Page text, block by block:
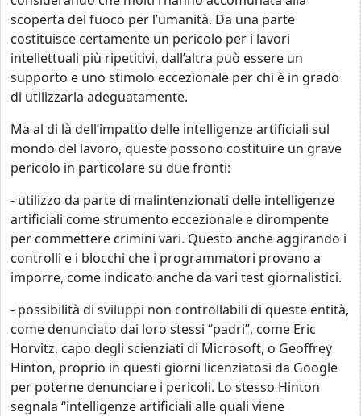
scoperta del fuoco per l’umanità. Da una parte
costituisce certamente un pericolo per i lavori
intellettuali più ripetitivi, dall’altra può essere un
supporto e uno stimolo eccezionale per chi è in grado
di utilizzarla adeguatamente.
Ma al di là dell’impatto delle intelligenze artificiali sul
mondo del lavoro, queste possono costituire un grave
pericolo in particolare su due fronti:
- utilizzo da parte di malintenzionati delle intelligenze
artificiali come strumento eccezionale e dirompente
per commettere crimini vari. Questo anche aggirando i
controlli e i blocchi che i programmatori provano a
imporre, come indicato anche da vari test giornalistici.
- possibilità di sviluppi non controllabili di queste entità,
come denunciato dai loro stessi “padri”, come Eric
Horvitz, capo degli scienziati di Microsoft, o Geoffrey
Hinton, proprio in questi giorni licenziatosi da Google
per poterne denunciare i pericoli. Lo stesso Hinton
segnala “intelligenze artificiali alle quali viene